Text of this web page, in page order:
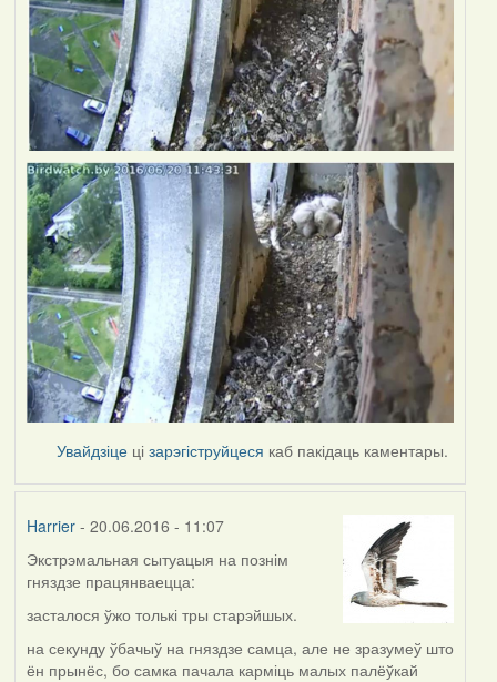
Увайдзіце цізарэгіструйцеся каб пакідаць каментары.
Harrier- 20.06.2016 - 11:07
Экстрэмальная сытуацыя на познім
гняздзе працянваецца:
засталося ўжо толькі тры старэйшых.
на секунду ўбачыў на гняздзе самца, але не зразумеў што
ён прынёс, бо самка пачала карміць малых палёўкай